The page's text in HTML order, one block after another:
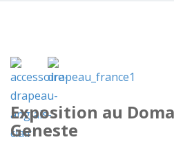
Exposition au
Geneste